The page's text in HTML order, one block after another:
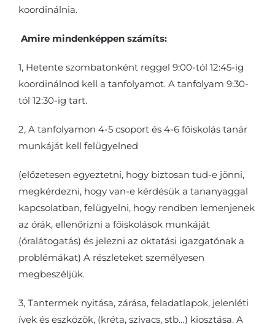
koordinálnia.
Amire mindenképpen számíts:
1, Hetente szombatonként reggel 9:00-tól 12:45-ig
koordinálnod kell a tanfolyamot. A tanfolyam 9:30-
tól 12:30-ig tart.
2, A tanfolyamon 4-5 csoport és 4-6 főiskolás tanár
munkáját kell felügyelned
(előzetesen egyeztetni, hogy biztosan tud-e jönni,
megkérdezni, hogy van-e kérdésük a tananyaggal
kapcsolatban, felügyelni, hogy rendben lemenjenek
az órák, ellenőrizni a főiskolások munkáját
(óralátogatás) és jelezni az oktatási igazgatónak a
problémákat) A részleteket személyesen
megbeszéljük.
3, Tantermek nyitása, zárása, feladatlapok, jelenléti
ívek és eszközök, (kréta, szivacs, stb…) kiosztása. A